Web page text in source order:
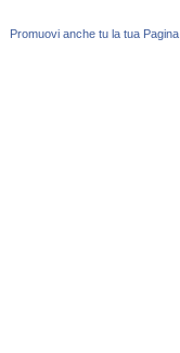
Promuovi anche tu la tua Pagina